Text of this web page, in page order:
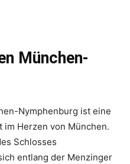
München-
Nymphenburg ist eine
im Herzen von München.
Schlosses
entlang der Menzinger